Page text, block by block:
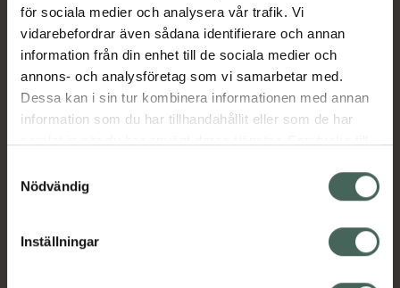
för sociala medier och analysera vår trafik. Vi
vidarebefordrar även sådana identifierare och annan
information från din enhet till de sociala medier och
annons- och analysföretag som vi samarbetar med.
Dessa kan i sin tur kombinera informationen med annan
information som du har tillhandahållit eller som de har
återkalla ditt samtycke via webbplatsens
cookieinställningar. Ett återkallat samtycke påverkar inte
lagligheten av behandling som skett innan återkallelsen.
Nödvändig
Inställningar
Läs alltid bipacksedeln innan
användning.
EAN:04052682022135
Visa